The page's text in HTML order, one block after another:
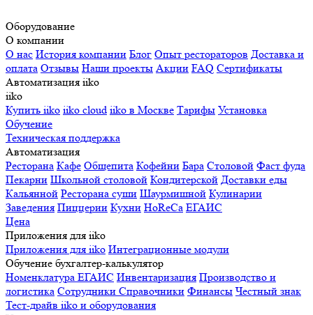
Оборудование
О компании
О нас История компании Блог Опыт рестораторов Доставка и
оплата Отзывы Наши проекты Акции FAQ Сертификаты
Автоматизация iiko
iiko
Купить iiko iiko cloud iiko в Москве Тарифы Установка
Обучение
Техническая поддержка
Автоматизация
Ресторана Кафе Общепита Кофейни Бара Столовой Фаст фуда
Пекарни Школьной столовой Кондитерской Доставки еды
Кальянной Ресторана суши Шаурмишной Кулинарии
Заведения Пиццерии Кухни HoReCa ЕГАИС
Цена
Приложения для iiko
Приложения для iiko Интеграционные модули
Обучение бухгалтер-калькулятор
Номенклатура ЕГАИС Инвентаризация Производство и
логистика Сотрудники Справочники Финансы Честный знак
Тест-драйв iiko и оборудования